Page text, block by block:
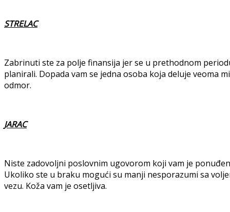
STRELAC
Zabrinuti ste za polje finansija jer se u prethodnom
planirali. Dopada vam se jedna osoba koja deluje veoma
odmor.
JARAC
Niste zadovoljni poslovnim ugovorom koji vam je
Ukoliko ste u braku mogući su manji nesporazumi sa
vezu. Koža vam je osetljiva.